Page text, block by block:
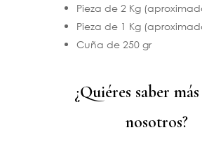
Pieza de 2 Kg
Pieza de 1 Kg
Cuña de 250 gr
¿Quiéres saber
nosotros?